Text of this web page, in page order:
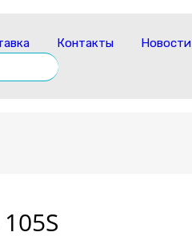
Контакты Новости